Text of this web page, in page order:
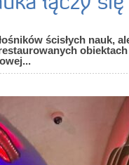
ścisłych nauk,